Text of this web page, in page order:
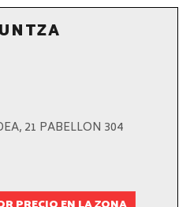
21 PABELLON 304